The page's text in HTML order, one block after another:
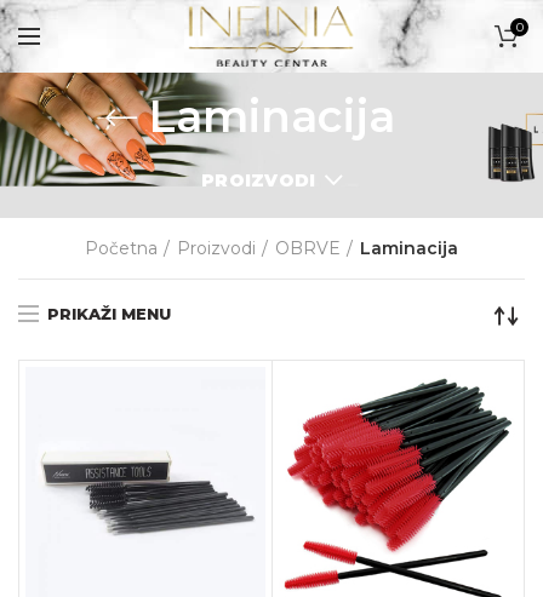
0
Laminacija
PROIZVODI
Početna Proizvodi OBRVE Laminacija
PRIKAŽI MENU
PROIZVODI